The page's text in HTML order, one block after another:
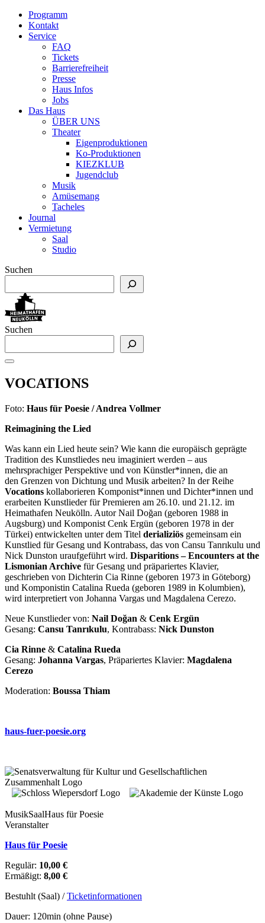
Programm
Kontakt
Service
FAQ
Tickets
Barrierefreiheit
Presse
Haus Infos
Jobs
Das Haus
ÜBER UNS
Theater
Eigenproduktionen
Ko-Produktionen
KIEZKLUB
Jugendclub
Musik
Amüsemang
Tacheles
Journal
Vermietung
Saal
Studio
Suchen
Suchen
VOCATIONS
Foto: Haus für Poesie / Andrea Vollmer
Reimagining the Lied
Was kann ein Lied heute sein? Wie kann die europäisch geprägte
Tradition des Kunstliedes neu imaginiert werden – aus
mehrsprachiger Perspektive und von Künstler*innen, die an
den Grenzen von Dichtung und Musik arbeiten? In der Reihe
Vocations kollaborieren Komponist*innen und Dichter*innen und
erarbeiten Kunstlieder für Premieren am 26.10. und 21.12. im
Heimathafen Neukölln. Autor Nail Doğan (geboren 1988 in
Augsburg) und Komponist Cenk Ergün (geboren 1978 in der
Türkei) entwickelten unter dem Titel derializiös gemeinsam ein
Kunstlied für Gesang und Kontrabass, das von Cansu Tanrıkulu und
Nick Dunston uraufgeführt wird. Disparitions – Encounters at the
Lismonian Archive für Gesang und präpariertes Klavier,
geschrieben von Dichterin Cia Rinne (geboren 1973 in Göteborg)
und Komponistin Catalina Rueda (geboren 1989 in Kolumbien),
wird interpretiert von Johanna Vargas und Magdalena Cerezo.
Neue Kunstlieder von: Nail Doğan & Cenk Ergün
Gesang: Cansu Tanrıkulu, Kontrabass: Nick Dunston
Cia Rinne & Catalina Rueda
Gesang: Johanna Vargas, Präpariertes Klavier: Magdalena
Cerezo
Moderation: Boussa Thiam
haus-fuer-poesie.org
MusikSaalHaus für Poesie
Veranstalter
Haus für Poesie
Regulär: 10,00 €
Ermäßigt: 8,00 €
Bestuhlt (Saal) /Ticketinformationen
Dauer: 120min (ohne Pause)